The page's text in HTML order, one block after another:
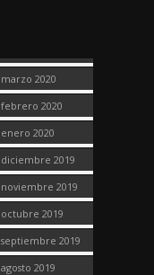
marzo 2020
febrero 2020
enero 2020
diciembre 2019
noviembre 2019
octubre 2019
septiembre 2019
agosto 2019